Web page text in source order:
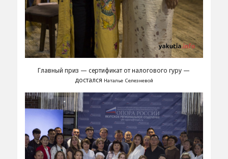
Главный приз — сертификат от налогового гуру —
достался Наталье Селезневой